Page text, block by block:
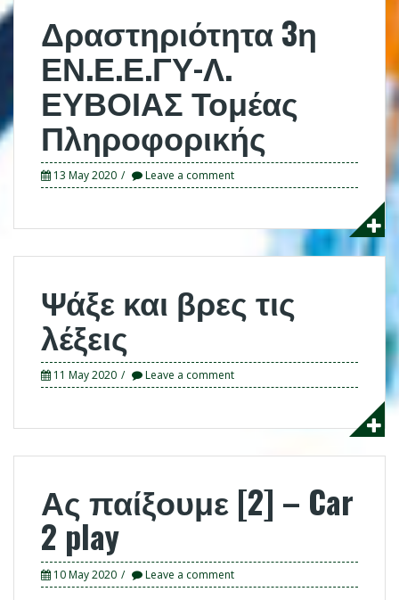
Δραστηριότητα 3η
ΕΝ.Ε.Ε.ΓΥ-Λ.
ΕΥΒΟΙΑΣ Τομέας
Πληροφορικής
13 May 2020 Leave a comment
Ψάξε και βρες τις
λέξεις
11 May 2020 Leave a comment
Ας παίξουμε [2] – Car
2 play
10 May 2020 Leave a comment